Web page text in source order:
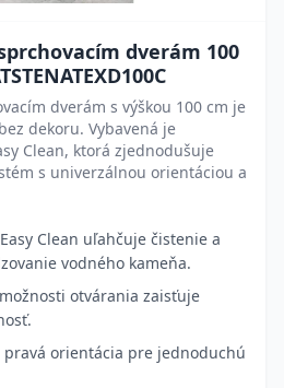
dverám 100
dverám s výškou 100 cm je
dekoru. Vybavená je
Clean, ktorá zjednodušuje
s univerzálnou orientáciou a
Clean uľahčuje čistenie a
vodného kameňa.
otvárania zaisťuje
pravá orientácia pre jednoduchú